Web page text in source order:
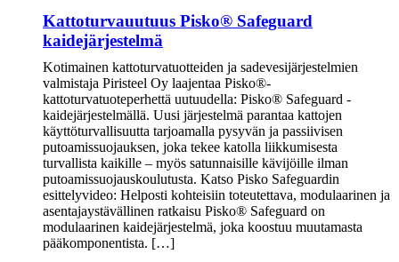
Kattoturvauutuus Pisko® Safeguard
kaidejärjestelmä
Kotimainen kattoturvatuotteiden ja sadevesijärjestelmien
valmistaja Piristeel Oy laajentaa Pisko®-
kattoturvatuoteperhettä uutuudella: Pisko® Safeguard -
kaidejärjestelmällä. Uusi järjestelmä parantaa kattojen
käyttöturvallisuutta tarjoamalla pysyvän ja passiivisen
putoamissuojauksen, joka tekee katolla liikkumisesta
turvallista kaikille – myös satunnaisille kävijöille ilman
putoamissuojauskoulutusta. Katso Pisko Safeguardin
esittelyvideo: Helposti kohteisiin toteutettava, modulaarinen ja
asentajaystävällinen ratkaisu Pisko® Safeguard on
modulaarinen kaidejärjestelmä, joka koostuu muutamasta
pääkomponentista. […]